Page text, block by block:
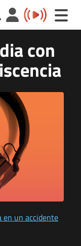
Toggle
con
en un accidente